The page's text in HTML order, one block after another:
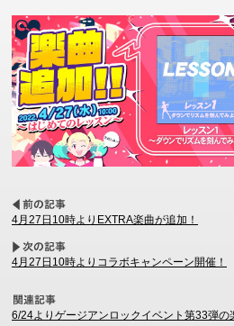
4月27日10時よりEXTRA楽曲が追加！
4月27日10時よりコラボキャンペーン開催！
6/24よりゲージアンロックイベント第33弾の